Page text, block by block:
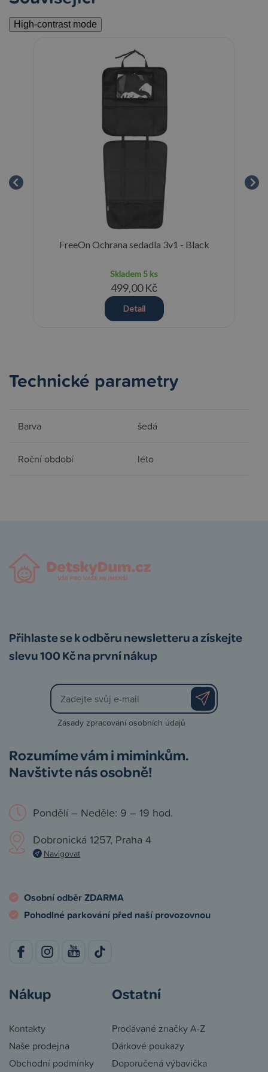
High-contrast mode
FreeOn Ochrana sedadla 3v1 - Black
Skladem 5 ks
499,00 Kč
Detail
Technické parametry
Barva šedá
Roční období léto
Přihlaste se k odběru newsletteru a získejte
slevu 100 Kč na první nákup
Zásady zpracování osobních údajů
Rozumíme vám i miminkům.
Navštivte nás osobně!
Pondělí – Neděle: 9 – 19 hod.
Dobronická 1257, Praha 4
Navigovat
Osobní odběr ZDARMA
Pohodlné parkování před naší provozovnou
Nákup
Kontakty
Naše prodejna
Obchodní podmínky
Ostatní
Prodávané značky A-Z
Dárkové poukazy
Doporučená výbavička